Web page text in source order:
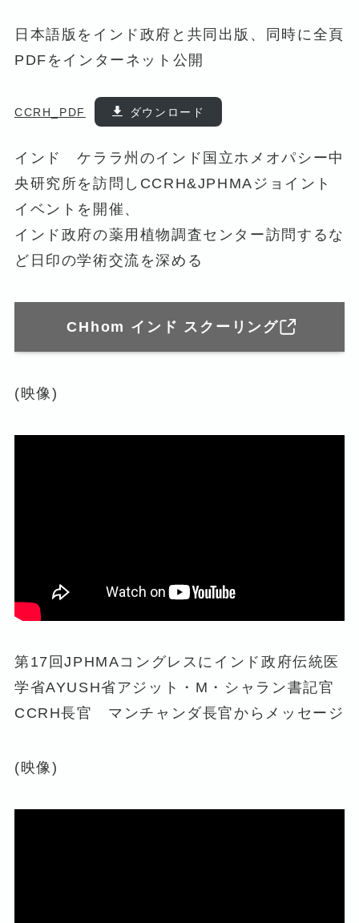
日本語版をインド政府と共同出版、同時に全頁
PDFをインターネット公開
CCRH_PDF ダウンロード
インド ケララ州のインド国立ホメオパシー中
央研究所を訪問しCCRH&JPHMAジョイント
イベントを開催、
インド政府の薬用植物調査センター訪問するな
ど日印の学術交流を深める
CHhom インド スクーリング
(映像)
第17回JPHMAコングレスにインド政府伝統医
学省AYUSH省アジット・M・シャラン書記官
CCRH長官 マンチャンダ長官からメッセージ
(映像)